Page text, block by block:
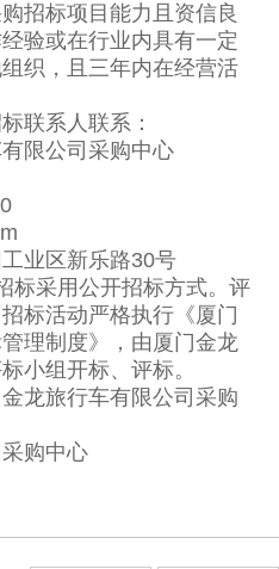
招标项目能力且资信良
验或在行业内具有一定
织，且三年内在经营活
联系人联系：
限公司采购中心
业区新乐路30号
标采用公开招标方式。评
标活动严格执行《厦门
理制度》，由厦门金龙
小组开标、评标。
龙旅行车有限公司采购
购中心